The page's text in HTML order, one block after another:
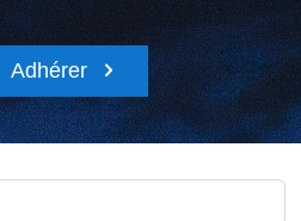
Adhérer